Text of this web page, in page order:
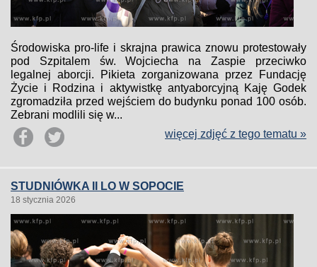
Środowiska pro-life i skrajna prawica znowu protestowały
pod Szpitalem św. Wojciecha na Zaspie przeciwko
legalnej aborcji. Pikieta zorganizowana przez Fundację
Życie i Rodzina i aktywistkę antyaborcyjną Kaję Godek
zgromadziła przed wejściem do budynku ponad 100 osób.
Zebrani modlili się w...
więcej zdjęć z tego tematu »
STUDNIÓWKA II LO W SOPOCIE
18 stycznia 2026